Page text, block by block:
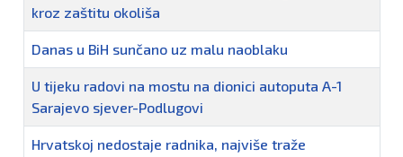
kroz zaštitu okoliša
Danas u BiH sunčano uz malu naoblaku
U tijeku radovi na mostu na dionici autoputa A-1
Sarajevo sjever-Podlugovi
Hrvatskoj nedostaje radnika, najviše traže